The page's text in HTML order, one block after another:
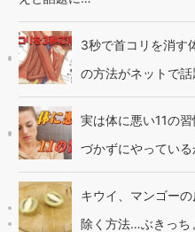
3秒で首コリを消す
の方法がネットで
実は体に悪い11の
づかずにやっている
キウイ、マンゴー
除く方法…ぶきっち